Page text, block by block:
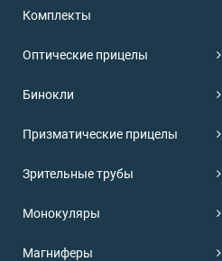
Комплекты
Оптические прицелы
Бинокли
Призматические прицелы
Зрительные трубы
Монокуляры
Магниферы